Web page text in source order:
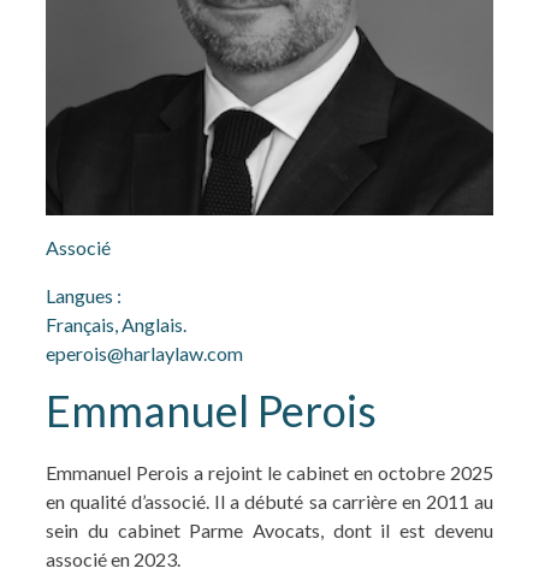
Associé
Langues :
Français, Anglais.
eperois@harlaylaw.com
Emmanuel Perois
Emmanuel Perois a rejoint le cabinet en octobre 2025
en qualité d’associé. Il a débuté sa carrière en 2011 au
sein du cabinet Parme Avocats, dont il est devenu
associé en 2023.